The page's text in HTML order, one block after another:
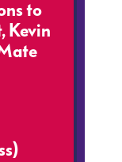
to
Kevin